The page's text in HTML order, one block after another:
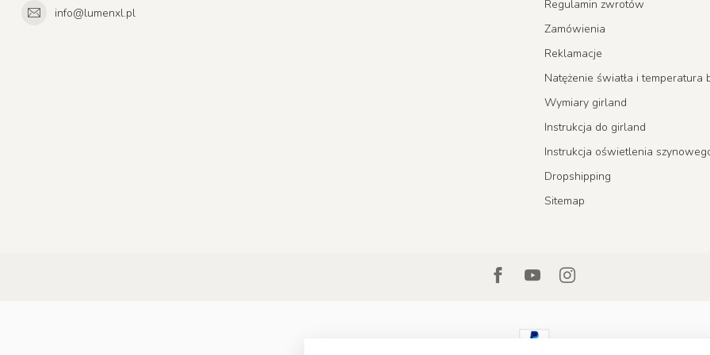
info@lumenxl.pl
Regulamin zwrotów
Zamówienia
Reklamacje
Natężenie światła i temperatura
Wymiary girland
Instrukcja do girland
Instrukcja oświetlenia
Dropshipping
Sitemap